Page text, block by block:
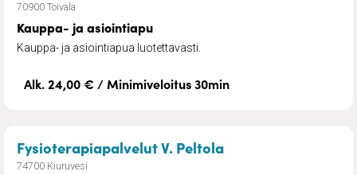
70900 Toivala
Kauppa- ja asiointiapu
Kauppa- ja asiointiapua luotettavasti.
Alk. 24,00 € / Minimiveloitus 30min
Fysioterapiapalvelut V. Peltola–
74700 Kiuruvesi